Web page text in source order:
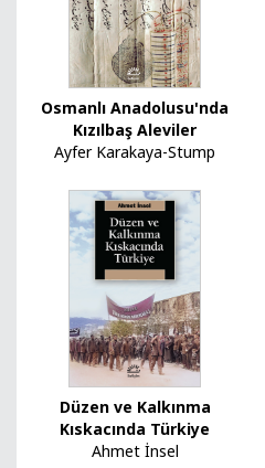
Osmanlı Anadolusu'nda
Kızılbaş Aleviler
Ayfer Karakaya-Stump
Düzen ve Kalkınma
Kıskacında Türkiye
Ahmet İnsel